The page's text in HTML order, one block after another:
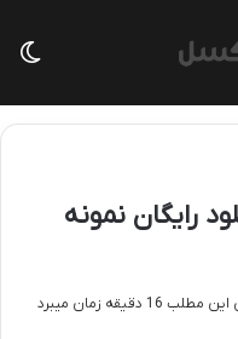
رایگان نمونه
16 دقیقه زمان میبرد